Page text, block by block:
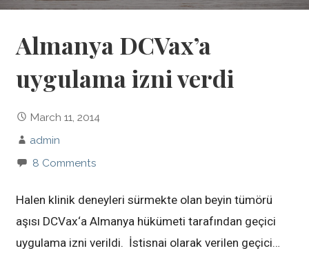
Almanya DCVax’a
uygulama izni verdi
March 11, 2014
admin
8 Comments
Halen klinik deneyleri sürmekte olan beyin tümörü
aşısı DCVax‘a Almanya hükümeti tarafından geçici
uygulama izni verildi. İstisnai olarak verilen geçici…